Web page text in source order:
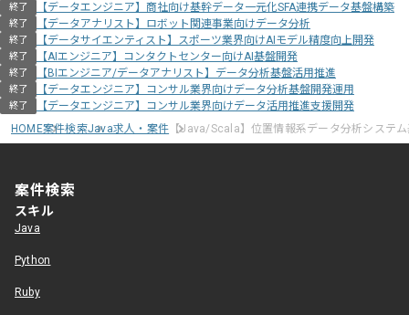
終了 【データエンジニア】商社向け基幹データ一元化SFA連携データ基盤構築
終了 【データアナリスト】ロボット関連事業向けデータ分析
終了 【データサイエンティスト】スポーツ業界向けAIモデル精度向上開発
終了 【AIエンジニア】コンタクトセンター向けAI基盤開発
終了 【BIエンジニア/データアナリスト】データ分析基盤活用推進
終了 【データエンジニア】コンサル業界向けデータ分析基盤開発運用
終了
【データエンジニア】コンサル業界向けデータ活用推進支援開発
HOME案件検索Java求人・案件 【Java/Scala】位置情報系データ分析システ
案件検索
スキル
Java
Python
Ruby